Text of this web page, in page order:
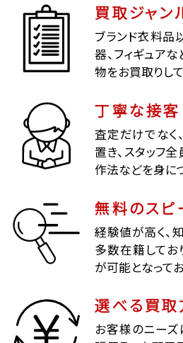
買取ジャン
ブランド衣料品
器、フィギュア
物をお買取りして
丁寧な接客
査定だけでなく
置き、スタッフ
作法などを身に
無料のスピ
経験値が高く、
多数在籍してお
が可能となってお
選べる買取
お客様のニーズ